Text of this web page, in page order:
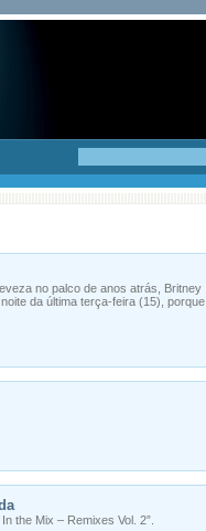
no palco de anos atrás, Britney
da última terça-feira (15), porque
the Mix – Remixes Vol. 2”.